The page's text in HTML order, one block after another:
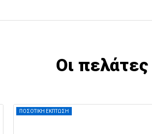
Οι
ΠΟΣΟΤΙΚΗ ΕΚΠΤΩΣΗ